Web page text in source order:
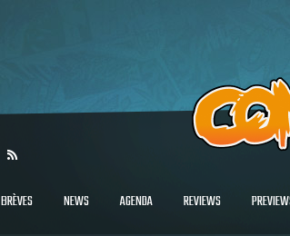
BRÈVES NEWS AGENDA REVIEWS